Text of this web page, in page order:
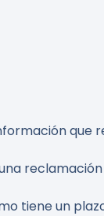
que
tiene un